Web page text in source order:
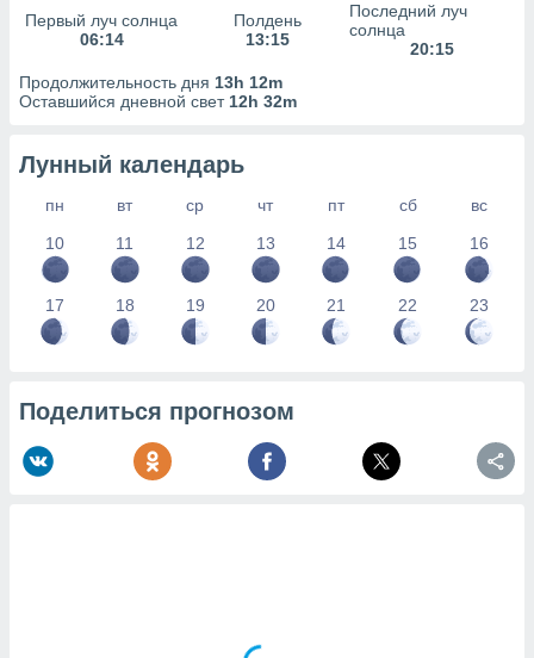
наших 1199
Первый луч солнца
06:14
Полдень
13:15
Последний луч
солнца
20:15
Продолжительность дня 13h 12m
Оставшийся дневной свет 12h 32m
Лунный календарь
пн вт ср чт пт сб
вс
10
11 12 13 14 15 16
17 18 19 20 21 22 23
Поделиться прогнозом